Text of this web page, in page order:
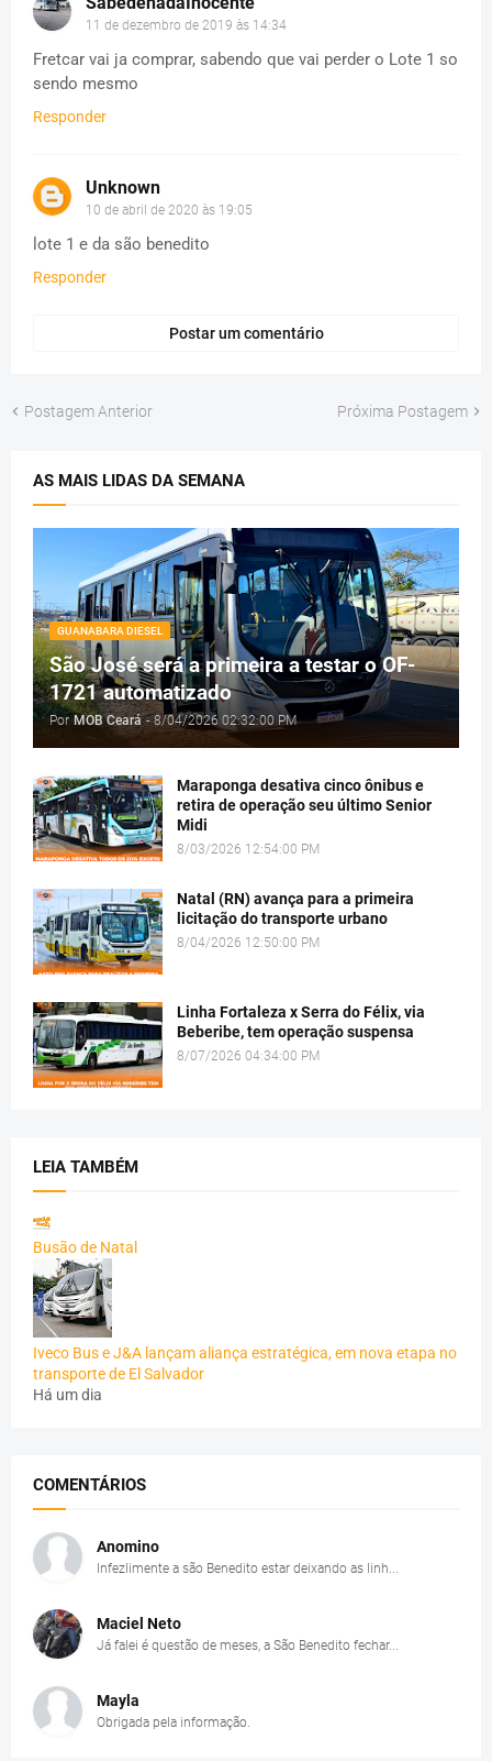
11 de dezembro de 2019 às 14:34
Fretcar vai ja comprar, sabendo que vai perder o Lote 1 so
sendo mesmo
Responder
Unknown
10 de abril de 2020 às 19:05
lote 1 e da são benedito
Responder
Postar um comentário
Postagem Anterior Próxima Postagem
AS MAIS LIDAS DA SEMANA
GUANABARA DIESEL
São José será a primeira a testar o OF-
1721 automatizado
Por MOB Ceará - 8/04/2026 02:32:00 PM
Maraponga desativa cinco ônibus e
retira de operação seu último Senior
Midi
8/03/2026 12:54:00 PM
Natal (RN) avança para a primeira
licitação do transporte urbano
8/04/2026 12:50:00 PM
Linha Fortaleza x Serra do Félix, via
Beberibe, tem operação suspensa
8/07/2026 04:34:00 PM
LEIA TAMBÉM
Busão de Natal
Iveco Bus e J&A lançam aliança estratégica, em nova etapa no
transporte de El Salvador
Há um dia
COMENTÁRIOS
Anomino
Infezlimente a são Benedito estar deixando as linh...
Maciel Neto
Já falei é questão de meses, a São Benedito fechar...
Mayla
Obrigada pela informação.